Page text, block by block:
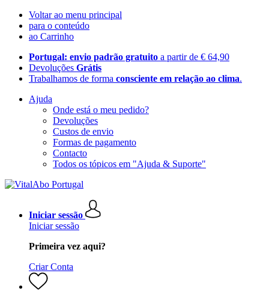
Voltar ao menu principal
para o conteúdo
ao Carrinho
Portugal: envio padrão gratuito a partir de € 64,90
Devoluções Grátis
Trabalhamos de forma consciente em relação ao clima.
Ajuda
Onde está o meu pedido?
Devoluções
Custos de envio
Formas de pagamento
Contacto
Todos os tópicos em "Ajuda & Suporte"
Iniciar sessão
Iniciar sessão
Primeira vez aqui?
Criar Conta